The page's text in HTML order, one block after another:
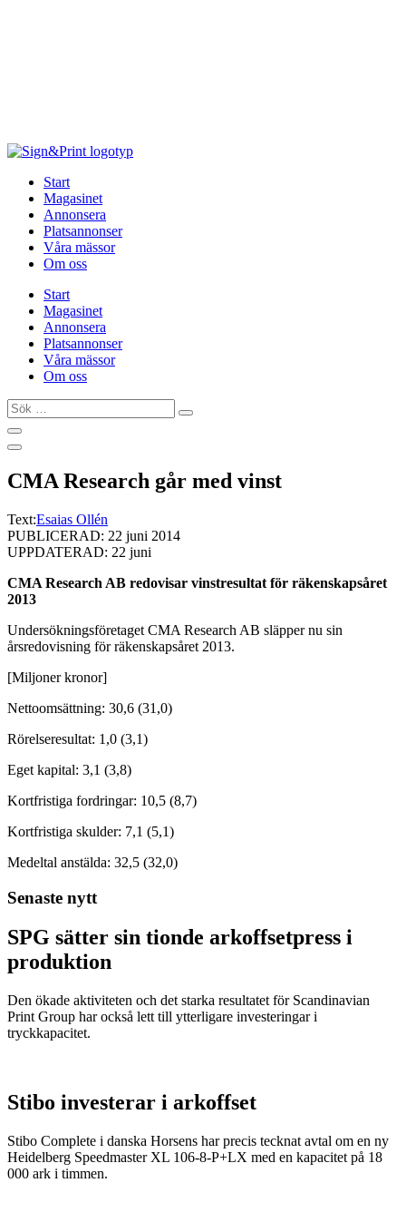
Start
Magasinet
Annonsera
Platsannonser
Våra mässor
Om oss
Start
Magasinet
Annonsera
Platsannonser
Våra mässor
Om oss
Sök
…
CMA Research går med vinst
Text:Esaias Ollén
PUBLICERAD: 22 juni 2014
UPPDATERAD: 22 juni
CMA Research AB redovisar vinstresultat för räkenskapsåret
2013
Undersökningsföretaget CMA Research AB släpper nu sin
årsredovisning för räkenskapsåret 2013.
[Miljoner kronor]
Nettoomsättning: 30,6 (31,0)
Rörelseresultat: 1,0 (3,1)
Eget kapital: 3,1 (3,8)
Kortfristiga fordringar: 10,5 (8,7)
Kortfristiga skulder: 7,1 (5,1)
Medeltal anstälda: 32,5 (32,0)
Senaste nytt
SPG sätter sin tionde arkoffsetpress i
produktion
Den ökade aktiviteten och det starka resultatet för Scandinavian
Print Group har också lett till ytterligare investeringar i
tryckkapacitet.
Stibo investerar i arkoffset
Stibo Complete i danska Horsens har precis tecknat avtal om en ny
Heidelberg Speedmaster XL 106-8-P+LX med en kapacitet på 18
000 ark i timmen.